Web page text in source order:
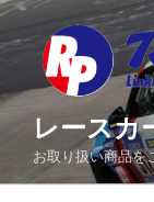
コ
ン
ン
レースカ
お取り扱い商品を